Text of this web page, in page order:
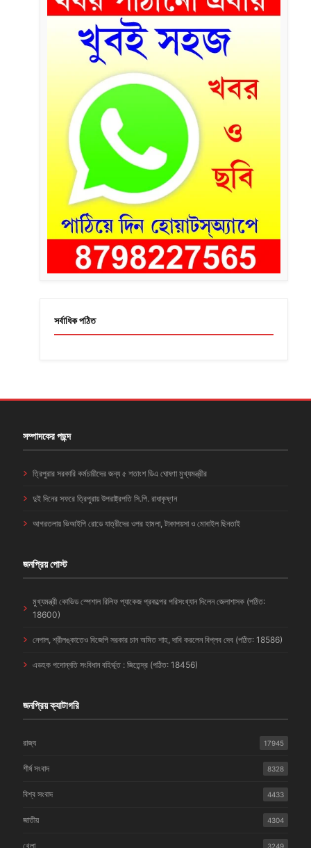
সর্বাধিক পঠিত
সম্পাদকের পছন্দ
ত্রিপুরার সরকারি কর্মচারীদের জন্য ৫ শতাংশ ডিএ ঘোষণা মুখ্যমন্ত্রীর
দুই দিনের সফরে ত্রিপুরায় উপরাষ্ট্রপতি সি.পি. রাধাকৃষ্ণন
আগরতলায় ভিআইপি রোডে যাত্রীদের ওপর হামলা, টাকাপয়সা ও মোবাইল ছিনতাই
জনপ্রিয় পোস্ট
মুখ্যমন্ত্রী কোভিড স্পেশাল রিলিফ প্যাকেজ প্রকল্পের পরিসংখ্যান দিলেন জেলাশাসক (পঠিত:
18600)
নেপাল, শ্রীলঙ্কাতেও বিজেপি সরকার চান অমিত শাহ, দাবি করলেন বিপ্লব দেব (পঠিত: 18586)
এডহক পদোন্নতি সংবিধান বহির্ভূত : জিতেন্দ্র (পঠিত: 18456)
জনপ্রিয় ক্যাটাগরি
রাজ্য 17945
শীর্ষ সংবাদ 8328
বিশ্ব সংবাদ 4433
জাতীয় 4304
খেলা 3249